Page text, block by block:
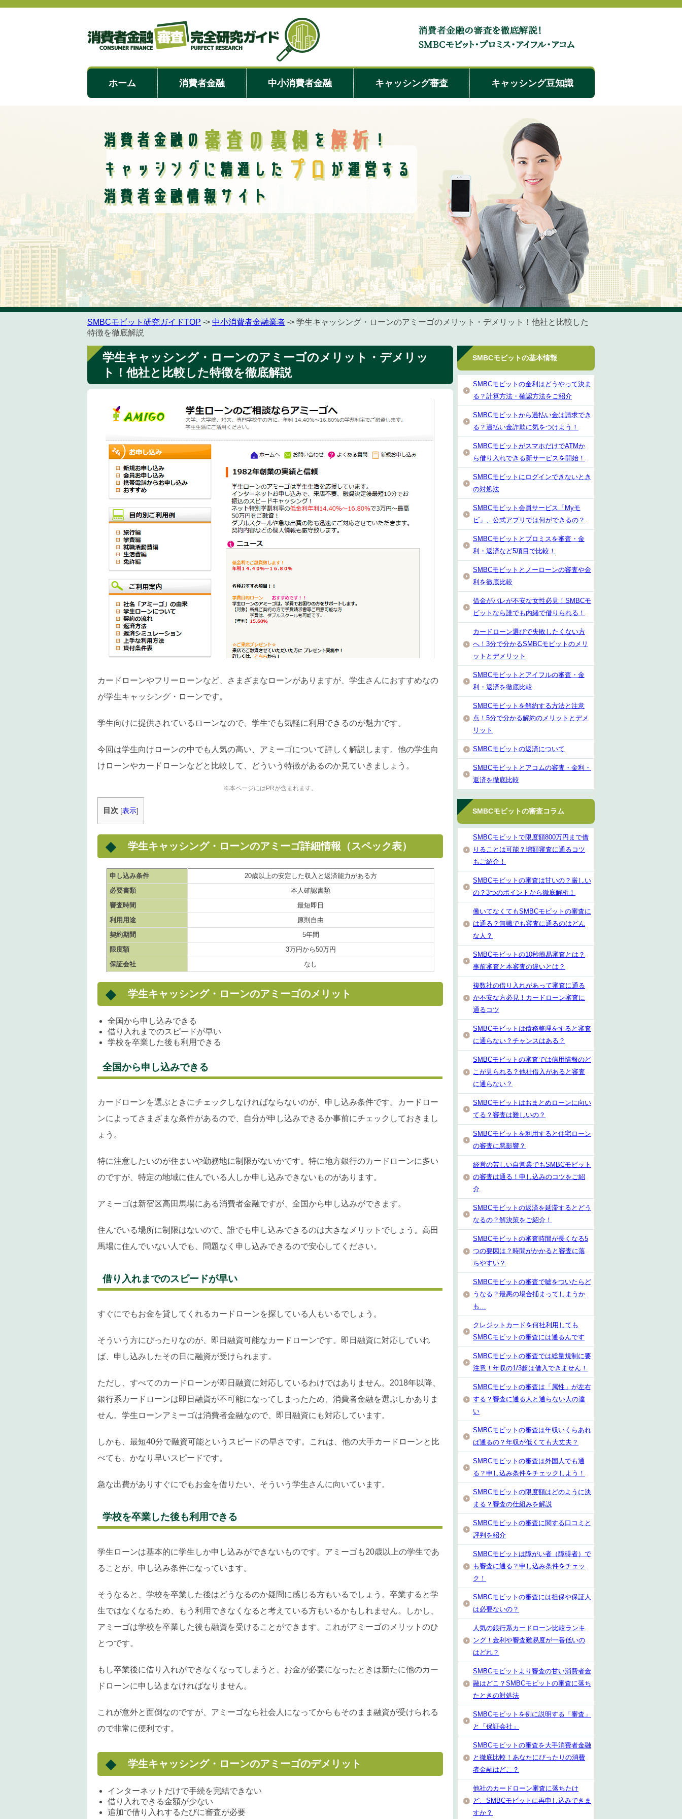
ホーム 消費者金融 中小消費者金融 キャッシング審査 キャッシング豆知識
SMBCモビット研究ガイドTOP -> 中小消費者金融業者 -> 学生キャッシング・ローンのアミーゴのメリット・デメリット！他社と比較した
特徴を徹底解説
学生キャッシング・ローンのアミーゴのメリット・デメリッ
ト！他社と比較した特徴を徹底解説
カードローンやフリーローンなど、さまざまなローンがありますが、学生さんにおすすめなの
が学生キャッシング・ローンです。
学生向けに提供されているローンなので、学生でも気軽に利用できるのが魅力です。
今回は学生向けローンの中でも人気の高い、アミーゴについて詳しく解説します。他の学生向
けローンやカードローンなどと比較して、どういう特徴があるのか見ていきましょう。
※本ページにはPRが含まれます。
目次 [表示]
学生キャッシング・ローンのアミーゴ詳細情報（スペック表）
申し込み条件
20歳以上の安定した収入と返済能力がある方
必要書類
本人確認書類
審査時間
最短即日
利用用途
原則自由
契約期間
5年間
限度額
3万円から50万円
保証会社
なし
学生キャッシング・ローンのアミーゴのメリット
全国から申し込みできる
借り入れまでのスピードが早い
学校を卒業した後も利用できる
全国から申し込みできる
カードローンを選ぶときにチェックしなければならないのが、申し込み条件です。カードロー
ンによってさまざまな条件があるので、自分が申し込みできるか事前にチェックしておきまし
ょう。
特に注意したいのが住まいや勤務地に制限がないかです。特に地方銀行のカードローンに多い
のですが、特定の地域に住んでいる人しか申し込みできないものがあります。
アミーゴは新宿区高田馬場にある消費者金融ですが、全国から申し込みができます。
住んでいる場所に制限はないので、誰でも申し込みできるのは大きなメリットでしょう。高田
馬場に住んでいない人でも、問題なく申し込みできるので安心してください。
借り入れまでのスピードが早い
すぐにでもお金を貸してくれるカードローンを探している人もいるでしょう。
そういう方にぴったりなのが、即日融資可能なカードローンです。即日融資に対応していれ
ば、申し込みしたその日に融資が受けられます。
ただし、すべてのカードローンが即日融資に対応しているわけではありません。2018年以降、
銀行系カードローンは即日融資が不可能になってしまったため、消費者金融を選ぶしかありま
せん。学生ローンアミーゴは消費者金融なので、即日融資にも対応しています。
しかも、最短40分で融資可能というスピードの早さです。これは、他の大手カードローンと比
べても、かなり早いスピードです。
急な出費がありすぐにでもお金を借りたい、そういう学生さんに向いています。
学校を卒業した後も利用できる
学生ローンは基本的に学生しか申し込みができないものです。アミーゴも20歳以上の学生であ
ることが、申し込み条件になっています。
そうなると、学校を卒業した後はどうなるのか疑問に感じる方もいるでしょう。卒業すると学
生ではなくなるため、もう利用できなくなると考えている方もいるかもしれません。しかし、
アミーゴは学校を卒業した後も融資を受けることができます。これがアミーゴのメリットのひ
とつです。
もし卒業後に借り入れができなくなってしまうと、お金が必要になったときは新たに他のカー
ドローンに申し込まなければなりません。
これが意外と面倒なのですが、アミーゴなら社会人になってからもそのまま融資が受けられる
ので非常に便利です。
学生キャッシング・ローンのアミーゴのデメリット
インターネットだけで手続を完結できない
借り入れできる金額が少ない
追加で借り入れするたびに審査が必要
SMBCモビットの基本情報
SMBCモビットの金利はどうやって決ま
る？計算方法・確認方法をご紹介
SMBCモビットから過払い金は請求でき
る？過払い金詐欺に気をつけよう！
SMBCモビットがスマホだけでATMか
ら借り入れできる新サービスを開始！
SMBCモビットにログインできないとき
の対処法
SMBCモビット会員サービス「Myモ
ビ」、公式アプリでは何ができるの？
SMBCモビットとプロミスを審査・金
利・返済など5項目で比較！
SMBCモビットとノーローンの審査や金
利を徹底比較
借金がバレが不安な女性必見！SMBCモ
ビットなら誰でも内緒で借りられる！
カードローン選びで失敗したくない方
へ！3分で分かるSMBCモビットのメリ
ットとデメリット
SMBCモビットとアイフルの審査・金
利・返済を徹底比較
SMBCモビットを解約する方法と注意
点！5分で分かる解約のメリットとデメ
リット
SMBCモビットの返済について
SMBCモビットとアコムの審査・金利・
返済を徹底比較
SMBCモビットの審査コラム
SMBCモビットで限度額800万円まで借
りることは可能？増額審査に通るコツ
もご紹介！
SMBCモビットの審査は甘いの？厳しい
の？3つのポイントから徹底解析！
働いてなくてもSMBCモビットの審査に
は通る？無職でも審査に通るのはどん
な人？
SMBCモビットの10秒簡易審査とは？
事前審査と本審査の違いとは？
複数社の借り入れがあって審査に通る
か不安な方必見！カードローン審査に
通るコツ
SMBCモビットは債務整理をすると審査
に通らない？チャンスはある？
SMBCモビットの審査では信用情報のど
こが見られる？他社借入があると審査
に通らない？
SMBCモビットはおまとめローンに向い
てる？審査は難しいの？
SMBCモビットを利用すると住宅ローン
の審査に悪影響？
経営の苦しい自営業でもSMBCモビット
の審査は通る！申し込みのコツをご紹
介
SMBCモビットの返済を延滞するとどう
なるの？解決策をご紹介！
SMBCモビットの審査時間が長くなる5
つの要因は？時間がかかると審査に落
ちやすい？
SMBCモビットの審査で嘘をついたらど
うなる？最悪の場合捕まってしまうか
も…
クレジットカードを何社利用しても
SMBCモビットの審査には通るんです
SMBCモビットの審査では総量規制に要
注意！年収の1/3超は借入できません！
SMBCモビットの審査は「属性」が左右
する？審査に通る人と通らない人の違
い
SMBCモビットの審査は年収いくらあれ
ば通るの？年収が低くても大丈夫？
SMBCモビットの審査は外国人でも通
る？申し込み条件をチェックしよう！
SMBCモビットの限度額はどのように決
まる？審査の仕組みを解説
SMBCモビットの審査に関する口コミと
評判を紹介
SMBCモビットは障がい者（障碍者）で
も審査に通る？申し込み条件をチェッ
ク！
SMBCモビットの審査には担保や保証人
は必要ないの？
人気の銀行系カードローン比較ランキ
ング！金利や審査難易度が一番低いの
はどれ？
SMBCモビットより審査の甘い消費者金
融はどこ？SMBCモビットの審査に落ち
たときの対処法
SMBCモビットを例に説明する「審査」
と「保証会社」
SMBCモビットの審査を大手消費者金融
と徹底比較！あなたにぴったりの消費
者金融はどこ？
他社のカードローン審査に落ちたけ
ど、SMBCモビットに再申し込みできま
すか？